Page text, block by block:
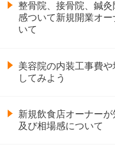
整骨院、接骨院、鍼
感ついて新規開業オ
いて
美容院の内装工事費
してみよう
新規飲食店オーナー
及び相場感について